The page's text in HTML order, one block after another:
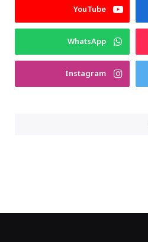
YouTube
WhatsApp
Instagram